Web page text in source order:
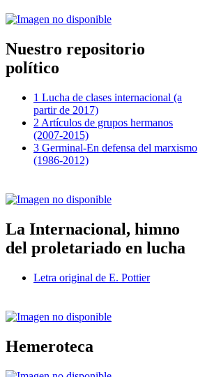
Nuestro repositorio
político
1 Lucha de clases internacional (a
partir de 2017)
2 Artículos de grupos hermanos
(2007-2015)
3 Germinal-En defensa del marxismo
(1986-2012)
La Internacional, himno
del proletariado en lucha
Letra original de E. Pottier
Hemeroteca